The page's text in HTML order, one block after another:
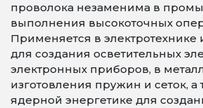
проволока незаменима в
выполнения высокоточных
Применяется в электротехнике
для создания осветительных
электронных приборов, в
изготовления пружин и сеток, а
ядерной энергетике для